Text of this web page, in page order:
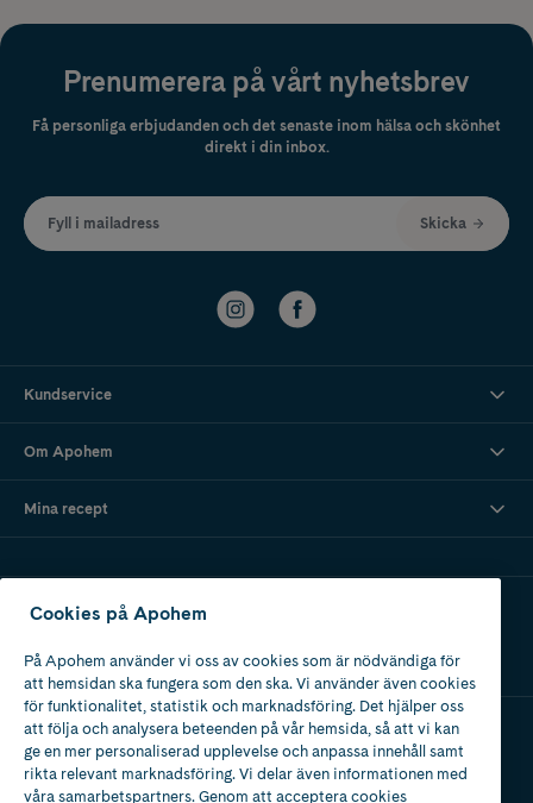
Prenumerera på vårt nyhetsbrev
Få personliga erbjudanden och det senaste inom hälsa och skönhet
direkt i din inbox.
Fyll i mailadress Skicka
Kundservice
Om Apohem
Mina recept
Ladda ner vår app
Apotek med tillstånd
av Läkemedelsverket
Cookies på Apohem
På Apohem använder vi oss av cookies som är nödvändiga för
att hemsidan ska fungera som den ska. Vi använder även cookies
för funktionalitet, statistik och marknadsföring. Det hjälper oss
att följa och analysera beteenden på vår hemsida, så att vi kan
ge en mer personaliserad upplevelse och anpassa innehåll samt
rikta relevant marknadsföring. Vi delar även informationen med
våra samarbetspartners. Genom att acceptera cookies